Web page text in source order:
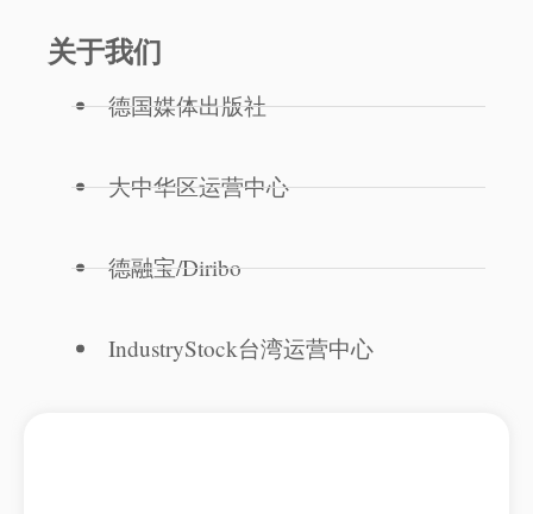
关于我们
德国媒体出版社
大中华区运营中心
德融宝/Diribo
IndustryStock台湾运营中心